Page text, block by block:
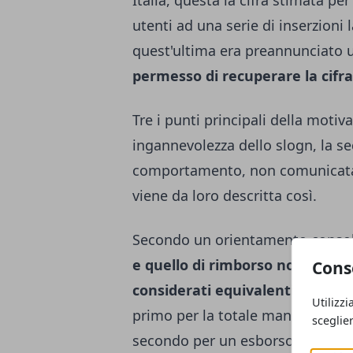
utenti ad una serie di inserzioni
quest'ultima era preannunciato
permesso di recuperare la
Tre i punti principali della
ingannevolezza dello slogn, la
comportamento, non
viene da loro descritta così.
Secondo un orientamento
e quello di rimborso non sono
considerati equivalenti
primo per la totale mancanza di
secondo per un esborso di